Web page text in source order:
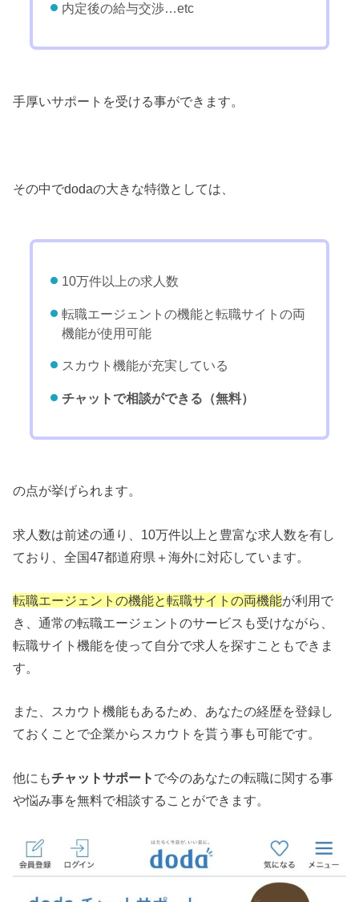
内定後の給与交渉…etc
手厚いサポートを受ける事ができます。
その中でdodaの大きな特徴としては、
10万件以上の求人数
転職エージェントの機能と転職サイトの両
機能が使用可能
スカウト機能が充実している
チャットで相談ができる（無料）
の点が挙げられます。
求人数は前述の通り、10万件以上と豊富な求人数を有し
ており、全国47都道府県＋海外に対応しています。
転職エージェントの機能と転職サイトの両機能が利用で
き、通常の転職エージェントのサービスも受けながら、
転職サイト機能を使って自分で求人を探すこともできま
す。
また、スカウト機能もあるため、あなたの経歴を登録し
ておくことで企業からスカウトを貰う事も可能です。
他にもチャットサポート で今のあなたの転職に関する事
や悩み事を無料で相談することができます。